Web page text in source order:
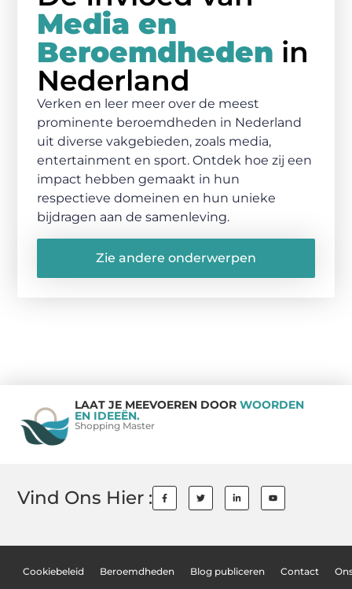
Media en
Beroemdheden in
Nederland
Verken en leer meer over de meest
prominente beroemdheden in Nederland
uit diverse vakgebieden, zoals media,
entertainment en sport. Ontdek hoe zij een
impact hebben gemaakt in hun
respectieve domeinen en hun unieke
bijdragen aan de samenleving.
Zie andere onderwerpen
LAAT JE MEEVOEREN DOOR WOORDEN
EN IDEEËN.
Shopping Master
Vind Ons Hier :
Cookiebeleid Beroemdheden Blog publiceren Contact